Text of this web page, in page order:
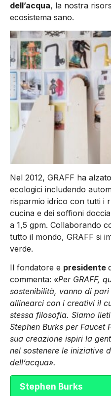
dell’acqua, la nostra
ecosistema sano.
Nel 2012, GRAFF ha
ecologici includendo
risparmio idrico con tutti i
cucina e dei soffioni
a 1,5 gpm. Collaborando
tutto il mondo, GRAFF si
verde.
Il fondatore e presidente
commenta: «Per GRAFF,
sostenibilità, vanno di
allinearci con i creativi il
stessa filosofia. Siamo
Stephen Burks per Faucet
sua creazione ispiri la
nel sostenere le iniziative
dell’acqua».
Stephen Burks